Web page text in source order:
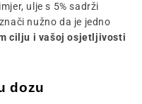
ulje s 5% sadrži
nužno da je jedno
cilju i vašoj osjetljivosti
dozu